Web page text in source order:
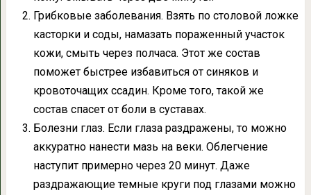
Грибковые заболевания. Взять по столовой ложке
касторки и соды, намазать пораженный участок
кожи, смыть через полчаса. Этот же состав
поможет быстрее избавиться от синяков и
кровоточащих ссадин. Кроме того, такой же
состав спасет от боли в суставах.
Болезни глаз. Если глаза раздражены, то можно
аккуратно нанести мазь на веки. Облегчение
наступит примерно через 20 минут. Даже
раздражающие темные круги под глазами можно